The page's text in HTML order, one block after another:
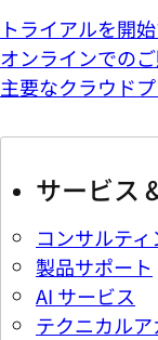
トライアルを開
オンラインでの
主要なクラウド
サービス
コンサルティ
製品サポート
AI サービス
テクニカル